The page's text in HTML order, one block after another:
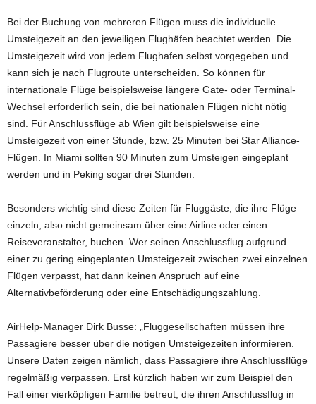
Bei der Buchung von mehreren Flügen muss die individuelle
Umsteigezeit an den jeweiligen Flughäfen beachtet werden. Die
Umsteigezeit wird von jedem Flughafen selbst vorgegeben und
kann sich je nach Flugroute unterscheiden. So können für
internationale Flüge beispielsweise längere Gate- oder Terminal-
Wechsel erforderlich sein, die bei nationalen Flügen nicht nötig
sind. Für Anschlussflüge ab Wien gilt beispielsweise eine
Umsteigezeit von einer Stunde, bzw. 25 Minuten bei Star Alliance-
Flügen. In Miami sollten 90 Minuten zum Umsteigen eingeplant
werden und in Peking sogar drei Stunden.
Besonders wichtig sind diese Zeiten für Fluggäste, die ihre Flüge
einzeln, also nicht gemeinsam über eine Airline oder einen
Reiseveranstalter, buchen. Wer seinen Anschlussflug aufgrund
einer zu gering eingeplanten Umsteigezeit zwischen zwei einzelnen
Flügen verpasst, hat dann keinen Anspruch auf eine
Alternativbeförderung oder eine Entschädigungszahlung.
AirHelp-Manager Dirk Busse: „Fluggesellschaften müssen ihre
Passagiere besser über die nötigen Umsteigezeiten informieren.
Unsere Daten zeigen nämlich, dass Passagiere ihre Anschlussflüge
regelmäßig verpassen. Erst kürzlich haben wir zum Beispiel den
Fall einer vierköpfigen Familie betreut, die ihren Anschlussflug in